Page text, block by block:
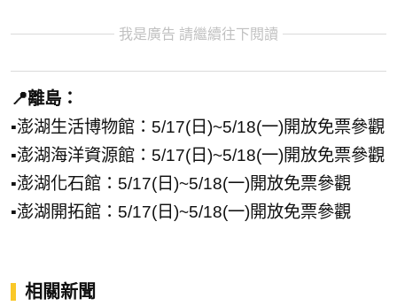
我是廣告 請繼續往下閱讀
📍離島：
▪️澎湖生活博物館：5/17(日)~5/18(一)開放免票參觀
▪️澎湖海洋資源館：5/17(日)~5/18(一)開放免票參觀
▪️澎湖化石館：5/17(日)~5/18(一)開放免票參觀
▪️澎湖開拓館：5/17(日)~5/18(一)開放免票參觀
相關新聞